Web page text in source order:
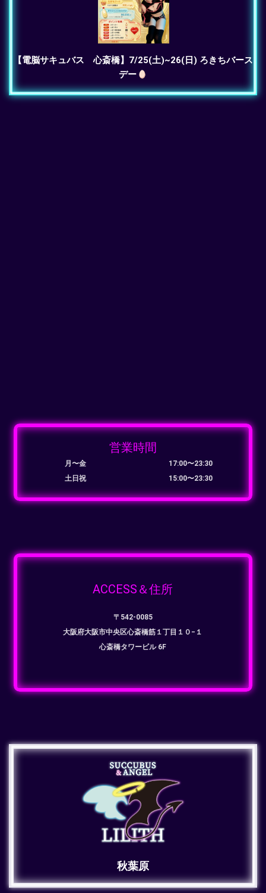
【電脳サキュバス 心斎橋】7/25(土)~26(日) ろきちバース
デー
営業時間
月〜金
17:00〜23:30
土日祝
15:00〜23:30
ACCESS＆住所
〒542-0085
大阪府大阪市中央区心斎橋筋１丁目１０−１
心斎橋タワービル 6F
秋葉原